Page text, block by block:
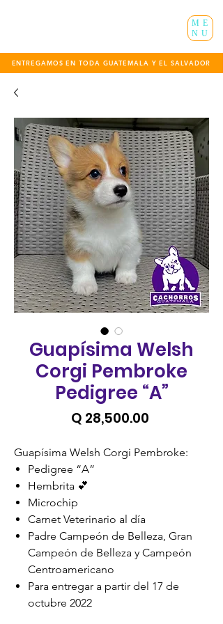
ENTREGAMOS EN TODA GUATEMALA Y EL SALVADOR
ME
NU
Guapísima Welsh
Corgi Pembroke
Pedigree “A”
Q 28,500.00Precio
Guapísima Welsh Corgi Pembroke:
Pedigree “A”
Hembrita 💕
Microchip
Carnet Veterinario al día
Padre Campeón de Belleza, Gran
Campeón de Belleza y Campeón
Centroamericano
Para entregar a partir del 17 de
octubre 2022